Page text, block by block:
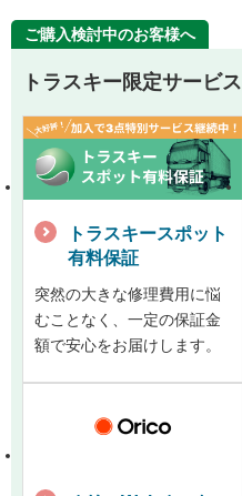
ご購入検討中のお客様へ
トラスキー限定サービス
トラスキースポット
有料保証
突然の大きな修理費用に悩
むことなく、一定の保証金
額で安心をお届けします。